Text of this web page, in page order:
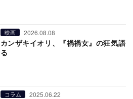
映画 2026.08.08
カンザキイオリ、『禍禍女』の狂気語
る
コラム 2025.06.22